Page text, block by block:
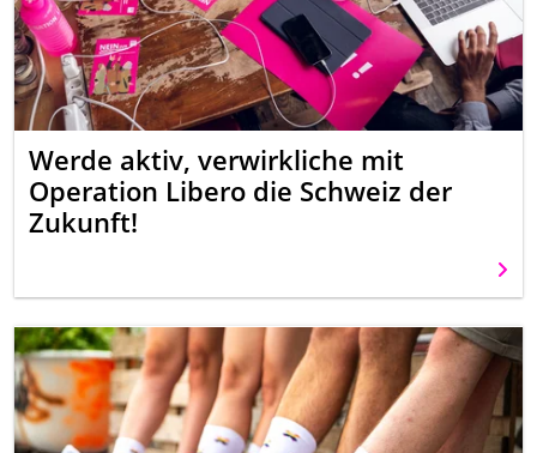
Werde aktiv, verwirkliche mit
Operation Libero die Schweiz der
Zukunft!